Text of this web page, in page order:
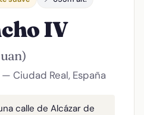
IV
— Ciudad Real, España
calle de Alcázar de